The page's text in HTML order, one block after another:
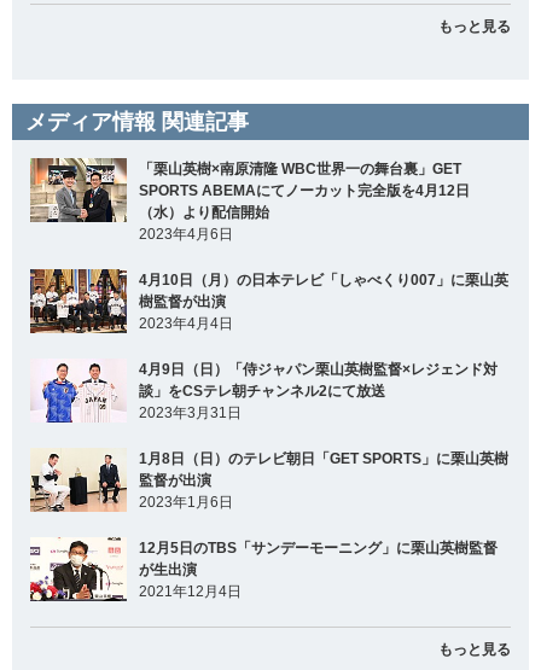
もっと見る
メディア情報 関連記事
「栗山英樹×南原清隆 WBC世界一の舞台裏」GET
SPORTS ABEMAにてノーカット完全版を4月12日
（水）より配信開始
2023年4月6日
4月10日（月）の日本テレビ「しゃべくり007」に栗山英
樹監督が出演
2023年4月4日
4月9日（日）「侍ジャパン栗山英樹監督×レジェンド対
談」をCSテレ朝チャンネル2にて放送
2023年3月31日
1月8日（日）のテレビ朝日「GET SPORTS」に栗山英樹
監督が出演
2023年1月6日
12月5日のTBS「サンデーモーニング」に栗山英樹監督
が生出演
2021年12月4日
もっと見る